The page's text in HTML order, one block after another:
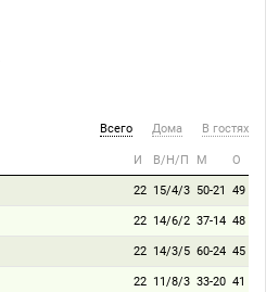
Всего Дома В гостях
И В/Н/П М О
22 15/4/3 50-21 49
22 14/6/2 37-14 48
22 14/3/5 60-24 45
22 11/8/3 33-20 41